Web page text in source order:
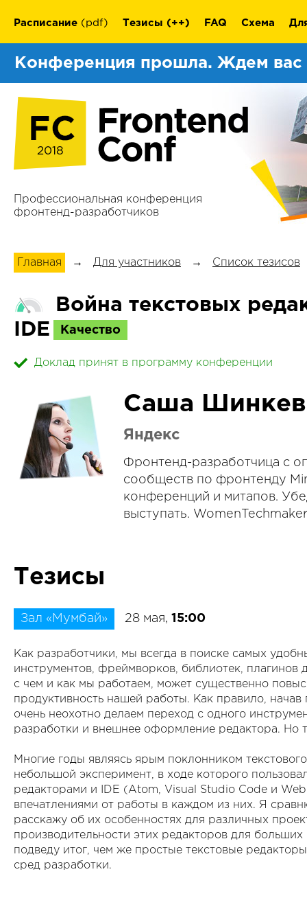
Расписание (pdf) Тезисы (++) FAQ Схема
Конференция прошла. Ждем вас
2018
Профессиональная конференция
фронтенд-разработчиков
Главная → Для участников → Список тезисов
Война текстовых
IDE
Качество
Доклад принят в программу конференции
Саша
Яндекс
Фронтенд-разработчица с
сообществ по фронтенду
конференций и митапов.
выступать.
Тезисы
Зал «Мумбай» 28 мая, 15:00
Как разработчики, мы всегда в поиске самых
инструментов, фреймворков, библиотек, плагинов
с чем и как мы работаем, может существенно
продуктивность нашей работы. Как правило,
очень неохотно делаем переход с одного
разработки и внешнее оформление редактора. Но
Многие годы являясь ярым поклонником
небольшой эксперимент, в ходе которого
редакторами и IDE (Atom, Visual Studio Code и
впечатлениями от работы в каждом из них. Я
расскажу об их особенностях для различных
производительности этих редакторов для
подведу итог, чем же простые текстовые
сред разработки.